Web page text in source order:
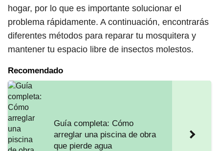
hogar, por lo que es importante solucionar el
problema rápidamente. A continuación, encontrarás
diferentes métodos para reparar tu mosquitera y
mantener tu espacio libre de insectos molestos.
Recomendado
Guía completa: Cómo
arreglar una piscina de obra
que pierde agua